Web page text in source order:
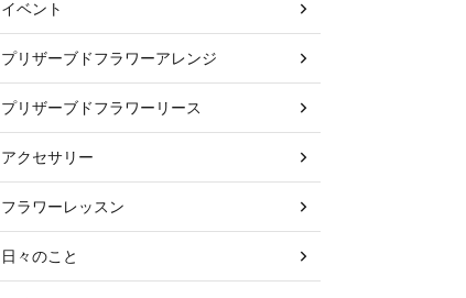
イベント
プリザーブドフラワーアレンジ
プリザーブドフラワーリース
アクセサリー
フラワーレッスン
日々のこと